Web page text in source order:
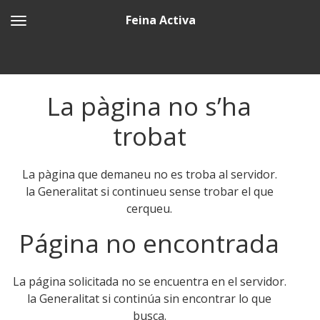
Feina Activa
La pàgina no s’ha
trobat
La pàgina que demaneu no es troba al servidor.
la Generalitat si continueu sense trobar el que
cerqueu.
Página no encontrada
La página solicitada no se encuentra en el servidor.
la Generalitat si continúa sin encontrar lo que
busca.